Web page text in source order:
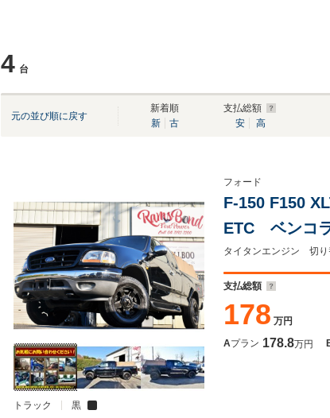
4 台
元の並び順に戻す
新着順
新
古
支払総額
安
高
トラック 黒
フォード
F-150 F150
ETC ベンコ
ナダ産KM表
支払総額
178 万円
Aプラン 178.8万円